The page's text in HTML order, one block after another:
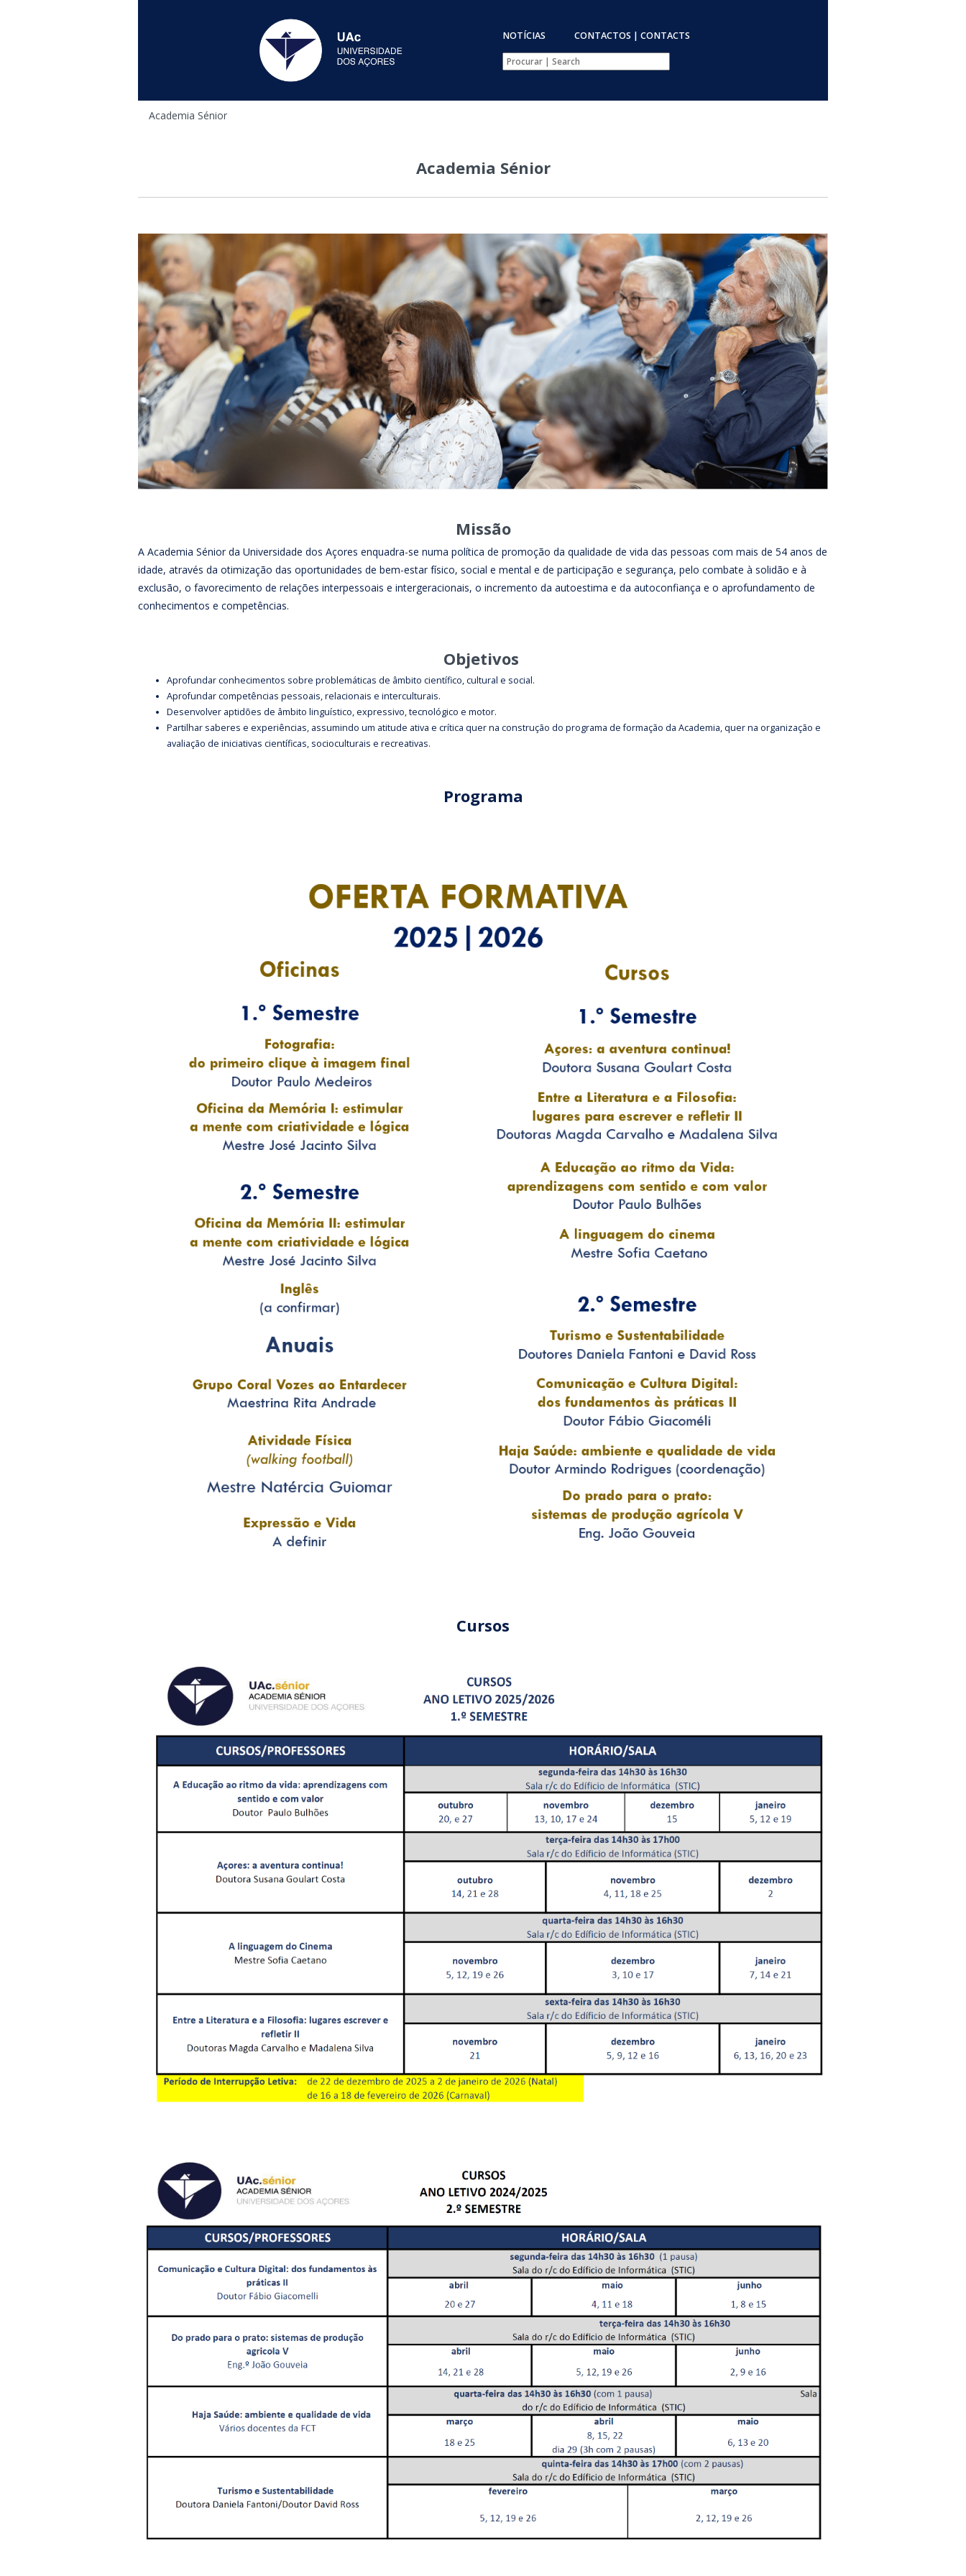
NOTÍCIAS CONTACTOS | CONTACTS
Está aqui
Academia Sénior
Academia Sénior
Missão
A Academia Sénior da Universidade dos Açores enquadra-se numa política de promoção da qualidade de vida das pessoas com mais de 54 anos de
idade, através da otimização das oportunidades de bem-estar físico, social e mental e de participação e segurança, pelo combate à solidão e à
exclusão, o favorecimento de relações interpessoais e intergeracionais, o incremento da autoestima e da autoconfiança e o aprofundamento de
conhecimentos e competências.
Objetivos
Aprofundar conhecimentos sobre problemáticas de âmbito científico, cultural e social.
Aprofundar competências pessoais, relacionais e interculturais.
Desenvolver aptidões de âmbito linguístico, expressivo, tecnológico e motor.
Partilhar saberes e experiências, assumindo um atitude ativa e crítica quer na construção do programa de formação da Academia, quer na organização e
avaliação de iniciativas científicas, socioculturais e recreativas.
Programa
Cursos